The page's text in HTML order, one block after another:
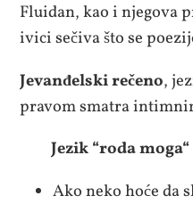
Fluidan, kao i njegova
ivici sečiva što se
Jevanđelski rečeno,
pravom smatra
Jezik “roda
Ako neko hoće da